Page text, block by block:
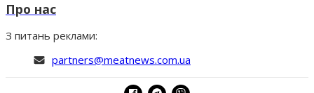
Про нас
З питань реклами:
partners@meatnews.com.ua